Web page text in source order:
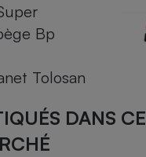
Bp
Tolosan
DANS CE